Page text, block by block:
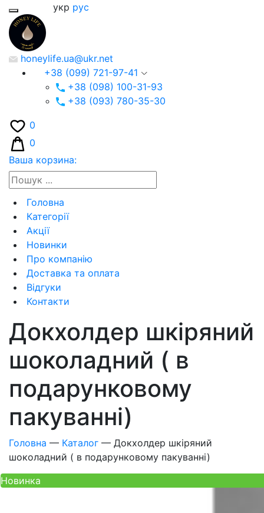
укр рус
honeylife.ua@ukr.net
+38 (099) 721-97-41
+38 (098) 100-31-93
+38 (093) 780-35-30
0
0
Ваша корзина:
Головна
Категорії
Акції
Новинки
Про компанію
Доставка та оплата
Відгуки
Контакти
Докхолдер шкіряний
шоколадний ( в
подарунковому
пакуванні)
Головна — Каталог — Докхолдер шкіряний
шоколадний ( в подарунковому пакуванні)
Новинка